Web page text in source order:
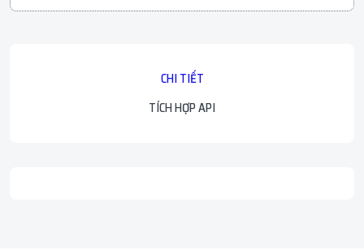
CHI TIẾT
TÍCH HỢP API